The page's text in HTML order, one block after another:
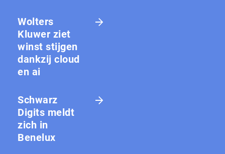
Wolters
Kluwer ziet
winst stijgen
dankzij cloud
en ai
Schwarz
Digits meldt
zich in
Benelux